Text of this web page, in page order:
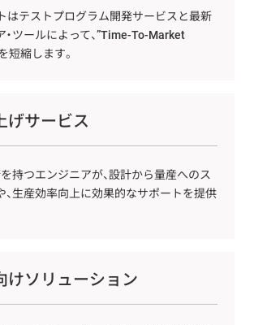
はテストプログラム開発サービスと最新
・ツールによって、”Time-To-Market
短縮します。
げサービス
持つエンジニアが、設計から量産へのス
、生産効率向上に効果的なサポートを提供
けソリューション